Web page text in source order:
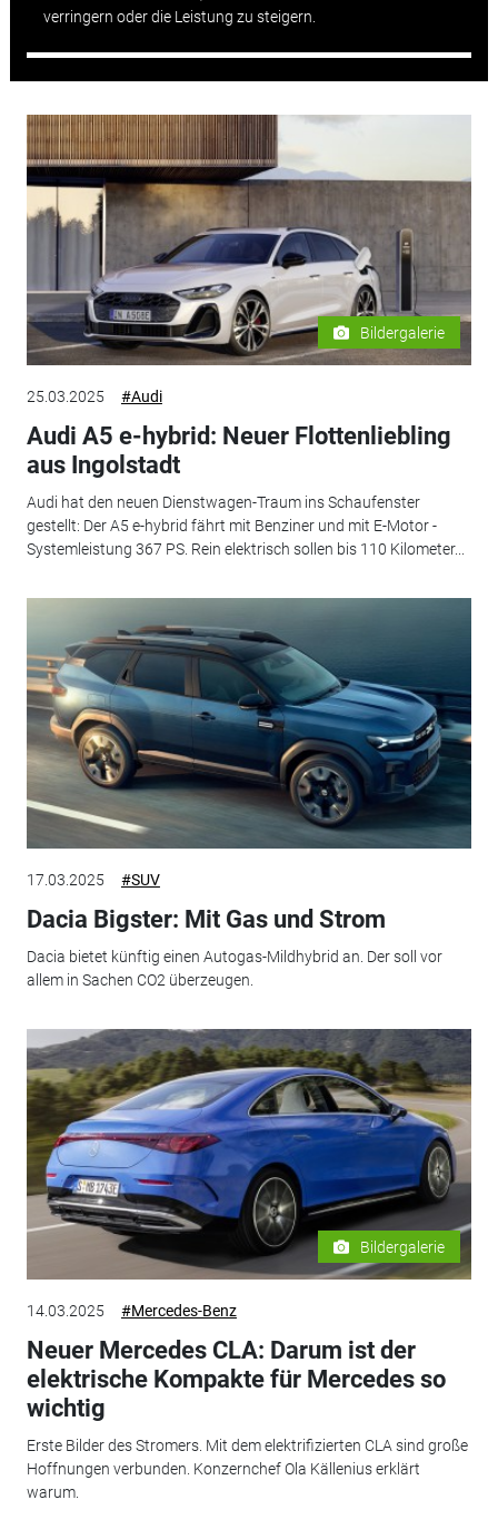
verringern oder die Leistung zu steigern.
Bildergalerie
25.03.2025 #Audi
Audi A5 e-hybrid: Neuer Flottenliebling
aus Ingolstadt
Audi hat den neuen Dienstwagen-Traum ins Schaufenster
gestellt: Der A5 e-hybrid fährt mit Benziner und mit E-Motor -
Systemleistung 367 PS. Rein elektrisch sollen bis 110 Kilometer...
17.03.2025 #SUV
Dacia Bigster: Mit Gas und Strom
Dacia bietet künftig einen Autogas-Mildhybrid an. Der soll vor
allem in Sachen CO2 überzeugen.
Bildergalerie
14.03.2025 #Mercedes-Benz
Neuer Mercedes CLA: Darum ist der
elektrische Kompakte für Mercedes so
wichtig
Erste Bilder des Stromers. Mit dem elektrifizierten CLA sind große
Hoffnungen verbunden. Konzernchef Ola Källenius erklärt
warum.